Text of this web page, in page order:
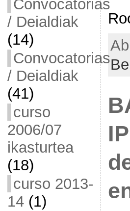
Convocatorias
/ Deialdiak
(14)
Convocatorias
/ Deialdiak
(41)
curso
2006/07
ikasturtea
(18)
curso 2013-
14(1)